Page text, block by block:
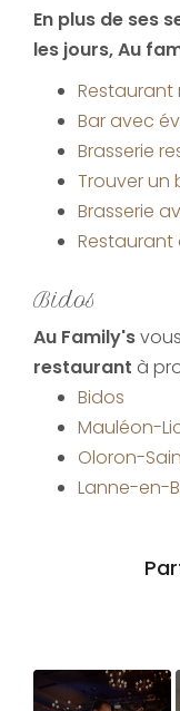
En plus de ses
les jours, Au
Restaurant
Bar avec
Brasserie
Trouver un
Brasserie
Bidos
Au Family's
restaurant à
Bidos
Mauléon-
Oloron-
Lanne-en-